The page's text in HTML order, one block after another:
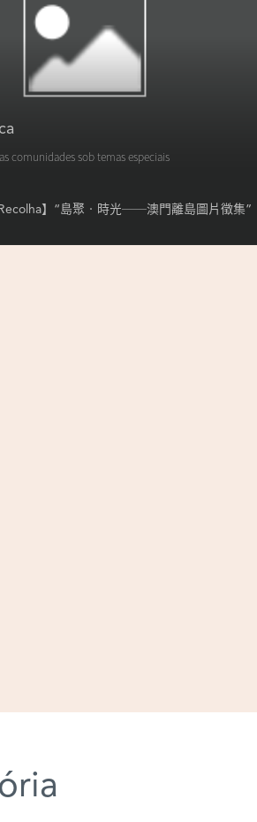
comunidades sob temas especiais
Recolha】“島聚‧時光──澳門離島圖片徵集”